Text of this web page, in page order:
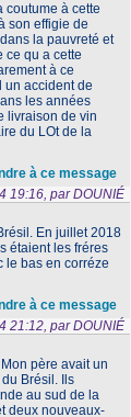
coutume à cette
son effigie de
la pauvreté et
ce qu a cette
à ce
un accident de
les années
livraison de vin
du LOt de la
à ce message
19:16, par DOUNIÉ
En juillet 2018
étaient les fréres
le bas en corréze
à ce message
21:12, par DOUNIÉ
père avait un
Brésil. Ils
au sud de la
deux nouveaux-